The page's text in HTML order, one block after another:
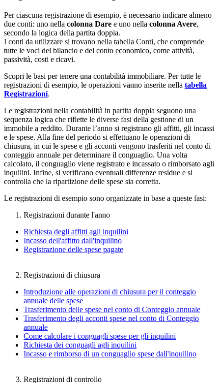
Per ciascuna registrazione di esempio, è necessario indicare almeno
due conti: uno nella colonna Dare e uno nella colonna Avere,
secondo la logica della partita doppia.
I conti da utilizzare si trovano nella tabella Conti, che comprende
tutte le voci del bilancio e del conto economico, come attività,
passività, costi e ricavi.
Scopri le basi per tenere una contabilità immobiliare. Per tutte le
registrazioni di esempio, le operazioni vanno inserite nella tabella
Registrazioni.
Le registrazioni nella contabilità in partita doppia seguono una
sequenza logica che riflette le diverse fasi della gestione di un
immobile a reddito. Durante l’anno si registrano gli affitti, gli incassi
e le spese. Alla fine del periodo si effettuano le operazioni di
chiusura, in cui le spese e gli acconti vengono trasferiti nel conto di
conteggio annuale per determinare il conguaglio. Una volta
calcolato, il conguaglio viene registrato e incassato o rimborsato agli
inquilini. Infine, si verificano eventuali differenze residue e si
controlla che la ripartizione delle spese sia corretta.
Le registrazioni di esempio sono organizzate in base a queste fasi:
Registrazioni durante l'anno
Richiesta degli affitti agli inquilini
Incasso dell'affitto dall'inquilino
Registrazione delle spese pagate
Registrazioni di chiusura
Introduzione alle operazioni di chiusura per il conteggio
annuale delle spese
Trasferimento delle spese nel conto di Conteggio annuale
Trasferimento degli acconti spese nel conto di Conteggio
annuale
Come calcolare i conguagli spese per gli inquilini
Richiesta dei conguagli agli inquilini
Incasso e rimborso di un conguaglio spese dall'inquilino
Registrazioni di controllo